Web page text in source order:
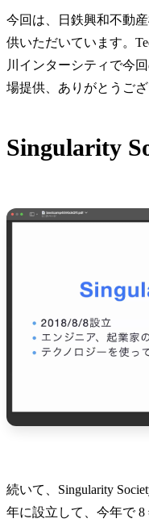
今回は、日鉄興和不動
供いただいています。
川インターシティで今
場提供、ありがとうござ
Singularity
続いて、Singularity
年に設立して、今年で